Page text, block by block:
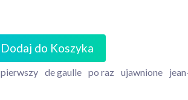
Dodaj do Koszyka
pierwszy de gaulle po raz ujawnione